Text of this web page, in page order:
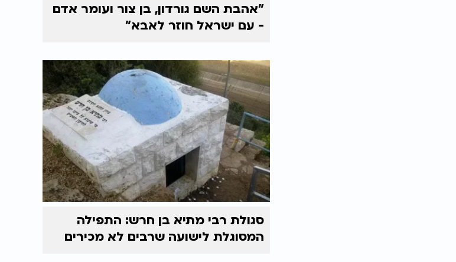
"אהבת השם גורדון, בן צור ועומר אדם
- עם ישראל חוזר לאבא"
סגולת רבי מתיא בן חרש: התפילה
המסוגלת לישועה שרבים לא מכירים